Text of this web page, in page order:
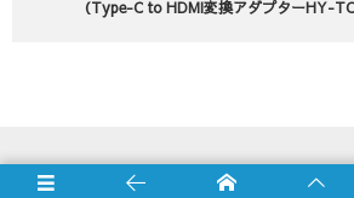
（Type-C to HDMI変換アダプターHY-